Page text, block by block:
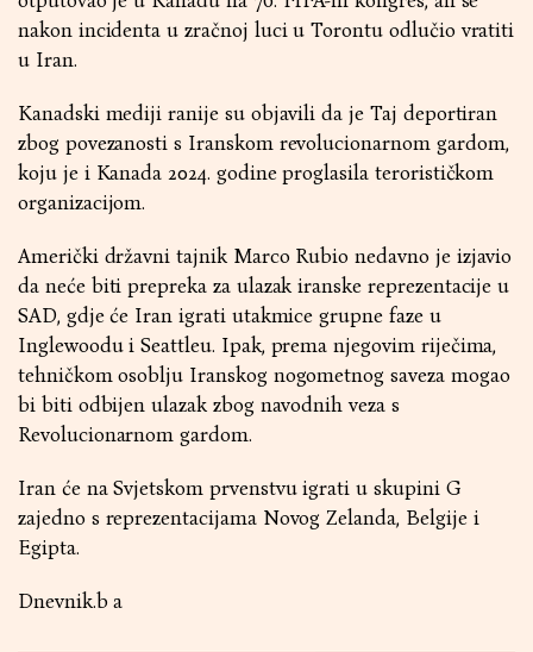
nakon incidenta u zračnoj luci u Torontu odlučio vratiti
u Iran.
Kanadski mediji ranije su objavili da je Taj deportiran
zbog povezanosti s Iranskom revolucionarnom gardom,
koju je i Kanada 2024. godine proglasila terorističkom
organizacijom.
Američki državni tajnik Marco Rubio nedavno je izjavio
da neće biti prepreka za ulazak iranske reprezentacije u
SAD, gdje će Iran igrati utakmice grupne faze u
Inglewoodu i Seattleu. Ipak, prema njegovim riječima,
tehničkom osoblju Iranskog nogometnog saveza mogao
bi biti odbijen ulazak zbog navodnih veza s
Revolucionarnom gardom.
Iran će na Svjetskom prvenstvu igrati u skupini G
zajedno s reprezentacijama Novog Zelanda, Belgije i
Egipta.
Dnevnik.b a